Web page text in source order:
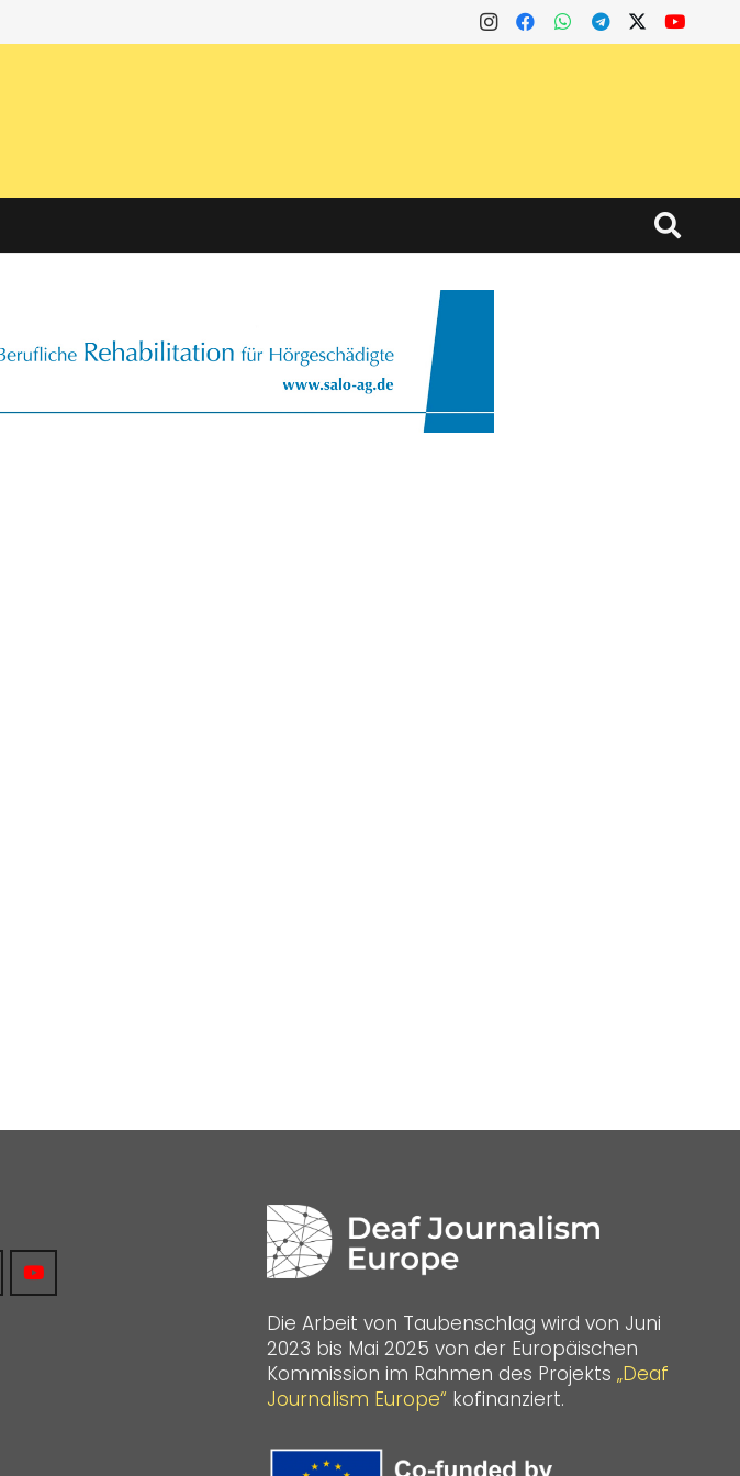
Die Arbeit von Taubenschlag wird von Juni
2023 bis Mai 2025 von der Europäischen
Kommission im Rahmen des Projekts „Deaf
Journalism Europe“ kofinanziert.